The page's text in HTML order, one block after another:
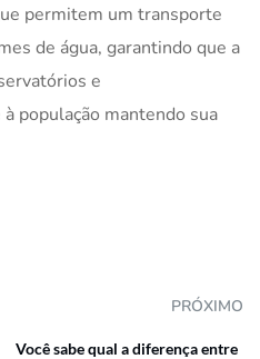
permitem um transporte
de água, garantindo que a
e
população mantendo sua
PRÓXIMO
Você sabe qual a diferença entre